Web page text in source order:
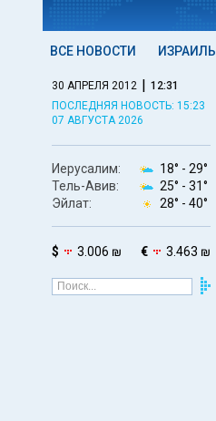
ВСЕ НОВОСТИ ИЗРАИЛЬ
30 АПРЕЛЯ 2012 | 12:31
ПОСЛЕДНЯЯ НОВОСТЬ: 15:23
07 АВГУСТА 2026
Иерусалим: 18° - 29°
Тель-Авив:
25° - 31°
Эйлат:
28° - 40°
$ 3.006 ₪ € 3.463 ₪